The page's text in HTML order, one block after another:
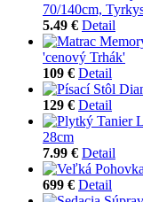
70/140cm,
5.49 € Detail
'cenový Trhák'
109 € Detail
129 € Detail
28cm
7.99 € Detail
699 € Detail